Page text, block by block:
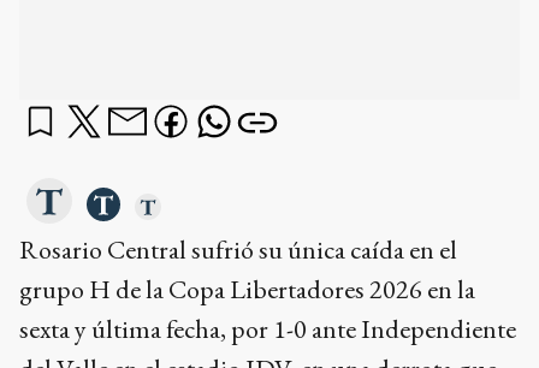
Rosario Central sufrió su única caída en el
sexta y última fecha, por 1-0 ante Independiente
del Valle en el estadio IDV, en una derrota que
lo baja del primer puesto y lo hace clasificar a
octavos de final en la segunda posición.